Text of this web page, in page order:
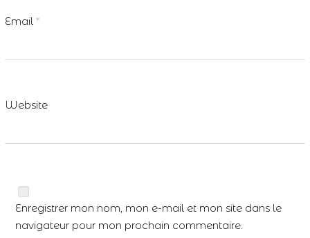
Email*
Website
Enregistrer mon nom, mon e-mail et mon site dans le
navigateur pour mon prochain commentaire.